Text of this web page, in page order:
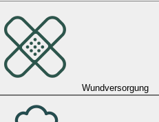
Wundversorgung